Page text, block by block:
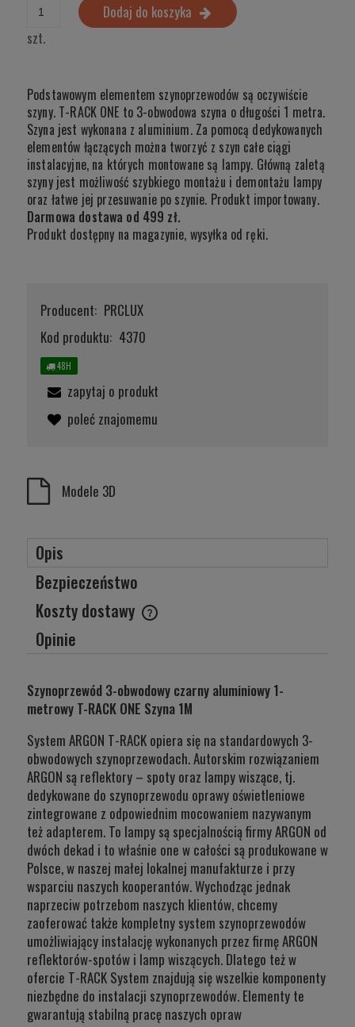
szt.
Dodaj do koszyka
Podstawowym elementem szynoprzewodów są oczywiście
szyny. T-RACK ONE to 3-obwodowa szyna o długości 1 metra.
Szyna jest wykonana z aluminium. Za pomocą dedykowanych
elementów łączących można tworzyć z szyn całe ciągi
instalacyjne, na których montowane są lampy. Główną zaletą
szyny jest możliwość szybkiego montażu i demontażu lampy
oraz łatwe jej przesuwanie po szynie. Produkt importowany.
Darmowa dostawa od 499 zł.
Produkt dostępny na magazynie, wysyłka od ręki.
Producent: PRCLUX
Kod produktu: 4370
48H
zapytaj o produkt
poleć znajomemu
Modele 3D
Opis
Bezpieczeństwo
Koszty dostawy
Cena nie zawiera ewentualnych kosztów płatności
Opinie
Szynoprzewód 3-obwodowy czarny aluminiowy 1-
metrowy T-RACK ONE Szyna 1M
System ARGON T-RACK opiera się na standardowych 3-
obwodowych szynoprzewodach. Autorskim rozwiązaniem
ARGON są reflektory – spoty oraz lampy wiszące, tj.
dedykowane do szynoprzewodu oprawy oświetleniowe
zintegrowane z odpowiednim mocowaniem nazywanym
też adapterem. To lampy są specjalnością firmy ARGON od
dwóch dekad i to właśnie one w całości są produkowane w
Polsce, w naszej małej lokalnej manufakturze i przy
wsparciu naszych kooperantów. Wychodząc jednak
naprzeciw potrzebom naszych klientów, chcemy
zaoferować także kompletny system szynoprzewodów
umożliwiający instalację wykonanych przez firmę ARGON
reflektorów-spotów i lamp wiszących. Dlatego też w
ofercie T-RACK System znajdują się wszelkie komponenty
niezbędne do instalacji szynoprzewodów. Elementy te
gwarantują stabilną pracę naszych opraw